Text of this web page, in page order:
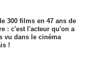
300 films en 47 ans de
: c'est l'acteur qu'on a
vu dans le cinéma
!